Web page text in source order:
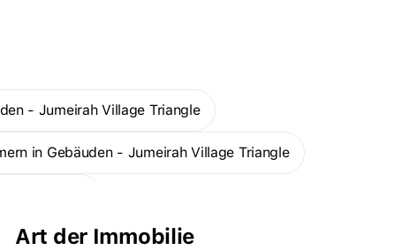
- Jumeirah Village Triangle
in Gebäuden - Jumeirah Village Triangle
Triangle Mehr
Art der Immobilie